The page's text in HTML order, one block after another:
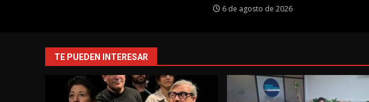
6 de agosto de 2026
TE PUEDEN INTERESAR